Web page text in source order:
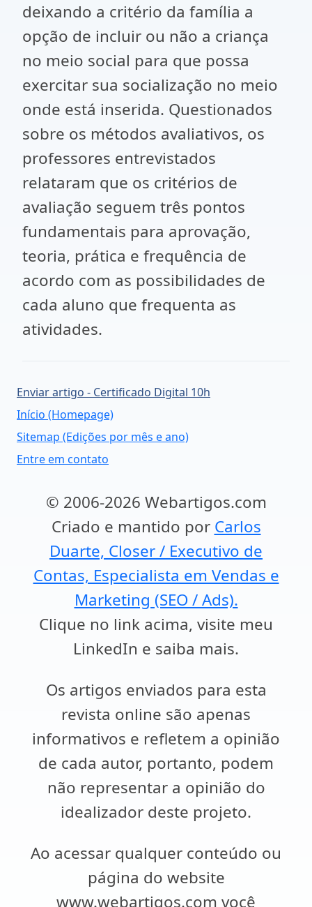
deixando a critério da família a
opção de incluir ou não a criança
no meio social para que possa
exercitar sua socialização no meio
onde está inserida. Questionados
sobre os métodos avaliativos, os
professores entrevistados
relataram que os critérios de
avaliação seguem três pontos
fundamentais para aprovação,
teoria, prática e frequência de
acordo com as possibilidades de
cada aluno que frequenta as
atividades.
Enviar artigo - Certificado Digital 10h
Início (Homepage)
Sitemap (Edições por mês e ano)
Entre em contato
© 2006-2026 Webartigos.com
Criado e mantido por Carlos
Duarte, Closer / Executivo de
Contas, Especialista em Vendas e
Marketing (SEO / Ads).
Clique no link acima, visite meu
LinkedIn e saiba mais.
Os artigos enviados para esta
revista online são apenas
informativos e refletem a opinião
de cada autor, portanto, podem
não representar a opinião do
idealizador deste projeto.
Ao acessar qualquer conteúdo ou
página do website
www.webartigos.com você